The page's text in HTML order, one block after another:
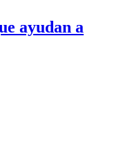
ayudan a